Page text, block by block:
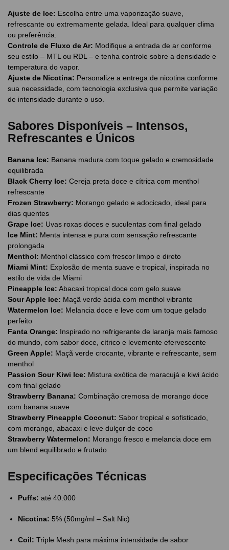
Ajuste de Ice: Escolha entre uma vaporização suave,
refrescante ou extremamente gelada. Ideal para qualquer clima
ou preferência.
Controle de Fluxo de Ar: Modifique a entrada de ar conforme
seu estilo – MTL ou RDL – e tenha controle sobre a densidade e
temperatura do vapor.
Ajuste de Nicotina: Personalize a entrega de nicotina conforme
sua necessidade, com tecnologia exclusiva que permite variação
de intensidade durante o uso.
Sabores Disponíveis – Intensos,
Refrescantes e Únicos
Banana Ice: Banana madura com toque gelado e cremosidade
equilibrada
Black Cherry Ice: Cereja preta doce e cítrica com menthol
refrescante
Frozen Strawberry: Morango gelado e adocicado, ideal para
dias quentes
Grape Ice: Uvas roxas doces e suculentas com final gelado
Ice Mint: Menta intensa e pura com sensação refrescante
prolongada
Menthol: Menthol clássico com frescor limpo e direto
Miami Mint: Explosão de menta suave e tropical, inspirada no
estilo de vida de Miami
Pineapple Ice: Abacaxi tropical doce com gelo suave
Sour Apple Ice: Maçã verde ácida com menthol vibrante
Watermelon Ice: Melancia doce e leve com um toque gelado
perfeito
Fanta Orange: Inspirado no refrigerante de laranja mais famoso
do mundo, com sabor doce, cítrico e levemente efervescente
Green Apple: Maçã verde crocante, vibrante e refrescante, sem
menthol
Passion Sour Kiwi Ice: Mistura exótica de maracujá e kiwi ácido
com final gelado
Strawberry Banana: Combinação cremosa de morango doce
com banana suave
Strawberry Pineapple Coconut: Sabor tropical e sofisticado,
com morango, abacaxi e leve dulçor de coco
Strawberry Watermelon: Morango fresco e melancia doce em
um blend equilibrado e frutado
Especificações Técnicas
Puffs: até 40.000
Nicotina: 5% (50mg/ml – Salt Nic)
Coil: Triple Mesh para máxima intensidade de sabor